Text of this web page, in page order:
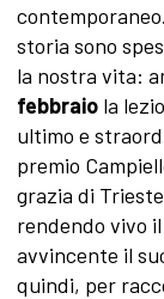
storia sono
la nostra vita:
febbraiola
ultimo e
premio
grazia di
rendendo vivo
avvincente il
quindi, per